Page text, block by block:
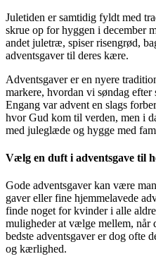
Juletiden er samtidig fyldt med
skrue op for hyggen i december
andet juletræ, spiser risengrød,
adventsgaver til deres kære.
Adventsgaver er en nyere
markere, hvordan vi søndag
Engang var advent en slags
hvor Gud kom til verden, men i
med juleglæde og hygge med
Vælg en duft i adventsgave til
Gode adventsgaver kan være
gaver eller fine hjemmelavede
finde noget for kvinder i alle
muligheder at vælge mellem, når
bedste adventsgaver er dog ofte
og kærlighed.